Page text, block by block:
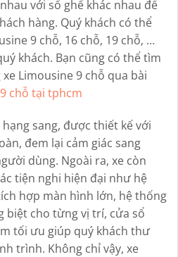
với số ghế khác nhau để
hàng. Quý khách có thể
9 chỗ, 16 chỗ, 19 chỗ, …
khách. Bạn cũng có thể tìm
Limousine 9 chỗ qua bài
chỗ tại tphcm
sang, được thiết kế với
đem lại cảm giác sang
dùng. Ngoài ra, xe còn
tiện nghi hiện đại như hệ
hợp màn hình lớn, hệ thống
biệt cho từng vị trí, cửa sổ
tối ưu giúp quý khách thư
trình. Không chỉ vậy, xe